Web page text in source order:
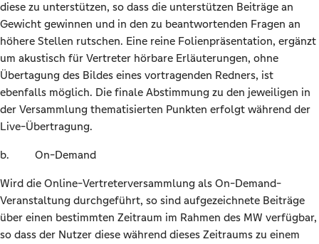
diese zu unterstützen, so dass die unterstützen Beiträge an
Gewicht gewinnen und in den zu beantwortenden Fragen an
höhere Stellen rutschen. Eine reine Folienpräsentation, ergänzt
um akustisch für Vertreter hörbare Erläuterungen, ohne
Übertagung des Bildes eines vortragenden Redners, ist
ebenfalls möglich. Die finale Abstimmung zu den jeweiligen in
der Versammlung thematisierten Punkten erfolgt während der
Live-Übertragung.
b. On-Demand
Wird die Online-Vertreterversammlung als On-Demand-
Veranstaltung durchgeführt, so sind aufgezeichnete Beiträge
über einen bestimmten Zeitraum im Rahmen des MW verfügbar,
so dass der Nutzer diese während dieses Zeitraums zu einem